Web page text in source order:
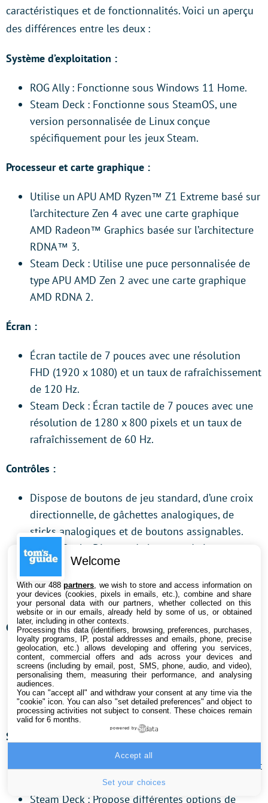
caractéristiques et de fonctionnalités. Voici un aperçu
des différences entre les deux :
Système d’exploitation :
ROG Ally : Fonctionne sous Windows 11 Home.
Steam Deck : Fonctionne sous SteamOS, une
version personnalisée de Linux conçue
spécifiquement pour les jeux Steam.
Processeur et carte graphique :
Utilise un APU AMD Ryzen™ Z1 Extreme basé sur
l’architecture Zen 4 avec une carte graphique
AMD Radeon™ Graphics basée sur l’architecture
RDNA™ 3.
Steam Deck : Utilise une puce personnalisée de
type APU AMD Zen 2 avec une carte graphique
AMD RDNA 2.
Écran :
Écran tactile de 7 pouces avec une résolution
FHD (1920 x 1080) et un taux de rafraîchissement
de 120 Hz.
Steam Deck : Écran tactile de 7 pouces avec une
résolution de 1280 x 800 pixels et un taux de
rafraîchissement de 60 Hz.
Contrôles :
Dispose de boutons de jeu standard, d’une croix
directionnelle, de gâchettes analogiques, de
sticks analogiques et de boutons assignables.
Steam Deck : Dispose de boutons de jeu
standard, d’une croix directionnelle, de gâchettes
analogiques, de sticks analogiques, de trackpads
capacitifs et de boutons de pavé tactile.
Connectivité :
Prend en charge le Wi-Fi 6E (802.11ax) et
Bluetooth 5.2.
Steam Deck : Prend en charge le Wi-Fi 6
(802.11ax) et Bluetooth 5.0.
Stockage :
Dispose d’un SSD de 512 Go ou de 1 To au format
M.2 NVMe™ PCIe® 4.0.
Steam Deck : Propose différentes options de
Welcome
With our 488partners , we wish to store and access information on
your devices (cookies, pixels in emails, etc.), combine and share
your personal data with our partners, whether collected on this
website or in our emails, already held by some of us, or obtained
later, including in other contexts.
Processing this data (identifiers, browsing, preferences, purchases,
loyalty programs, IP, postal addresses and emails, phone, precise
geolocation, etc.) allows developing and offering you services,
content, commercial offers and ads across your devices and
screens (including by email, post, SMS, phone, audio, and video),
personalising them, measuring their performance, and analysing
audiences.
You can "accept all" and withdraw your consent at any time via the
"cookie" icon. You can also "set detailed preferences" and object to
processing activities not subject to consent. These choices remain
valid for 6 months.
powered by
Set your choices
Accept all